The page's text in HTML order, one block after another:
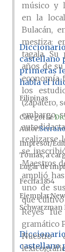
músico y
en la
Bulacán,
mestiza:
tagala.
años de
economía
los
(zapatero,
embargo,
realizarse
se
Maestros
amplió
uno de
que
Reyes
gramático
Nuestro
castellano
primeras
habla el
Filipinas
Categoría:
Autor
Impresor/
Tomás, a
Lugar de
Fecha1854
Ejemplar
Schwarzman
castellano